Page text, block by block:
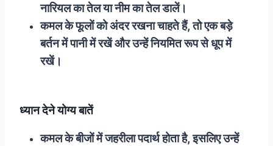
नारियल का तेल या नीम का तेल डालें।
कमल के फूलों को अंदर रखना चाहते हैं, तो एक बड़े
बर्तन में पानी में रखें और उन्हें नियमित रूप से धूप में
रखें।
ध्यान देने योग्य बातें
कमल के बीजों में जहरीला पदार्थ होता है, इसलिए उन्हें